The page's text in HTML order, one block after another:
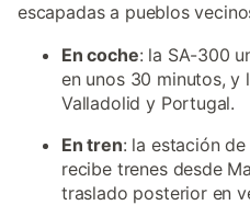
escapadas a pueblos
En coche: la SA-300
en unos 30 minutos,
Valladolid y Portugal.
En tren: la estación
recibe trenes desde
traslado posterior en